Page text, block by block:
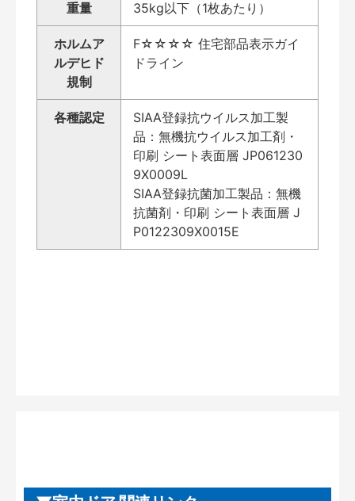
重量 35kg以下（1枚あたり）
ホルムア
ルデヒド
規制
F☆☆☆☆ 住宅部品表示ガイ
ドライン
各種認定
SIAA登録抗ウイルス加工製
品：無機抗ウイルス加工剤・
印刷 シート表面層 JP061230
9X0009L
SIAA登録抗菌加工製品：無機
抗菌剤・印刷 シート表面層 J
P0122309X0015E